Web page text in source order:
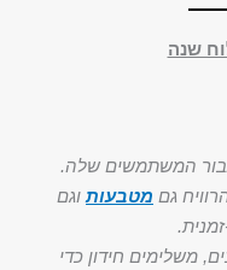
שנה
המשתמשים שלה.
גם מטבעות וגם
משלימים חידון כדי